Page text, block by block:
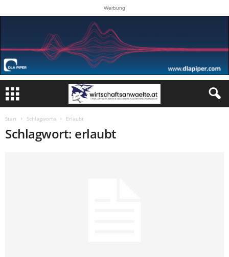
Werbung
Start Schlagworte Erlaubt
Schlagwort: erlaubt